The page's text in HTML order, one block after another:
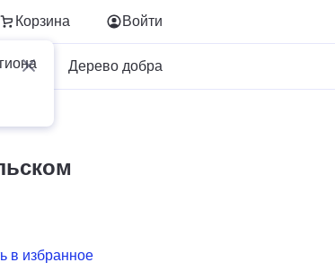
Корзина Войти
Дерево добра
в избранное